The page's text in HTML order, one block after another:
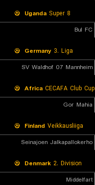
Uganda Super 8
Bul FC
Germany 3. Liga
SV Waldhof 07 Mannheim
Africa CECAFA Club Cup
Gor Mahia
Finland Veikkausliiga
Seinajoen Jalkapallokerho
Denmark 2. Division
Middelfart